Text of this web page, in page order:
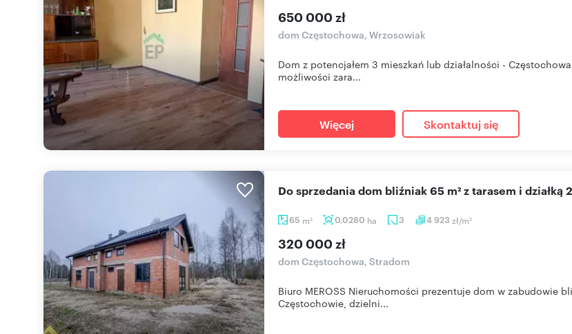
650 000 zł
dom Częstochowa, Wrzosowiak
Dom z potencjałem 3 mieszkań lub działalności -
możliwości zara...
Więcej Skontaktuj się
65 m2 0,0280 ha 3 4 923 zł/m2
Do sprzedania dom bliźniak 65 m² z tarasem i działką
320 000 zł
dom Częstochowa, Stradom
Biuro MEROSS Nieruchomości prezentuje dom w zabudowie
Częstochowie, dzielni...